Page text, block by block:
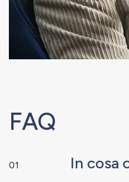
FAQ
01 In cosa